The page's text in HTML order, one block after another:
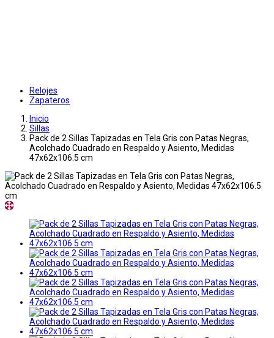
Relojes
Zapateros
Inicio
Sillas
Pack de 2 Sillas Tapizadas en Tela Gris con Patas Negras,
Acolchado Cuadrado en Respaldo y Asiento, Medidas
47x62x106.5 cm